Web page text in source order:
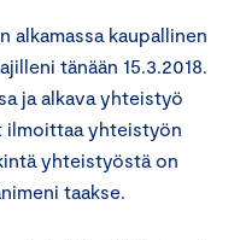
alkamassa kaupallinen
tänään 15.3.2018.
ja alkava yhteistyö
ilmoittaa yhteistyön
yhteistyöstä on
taakse.